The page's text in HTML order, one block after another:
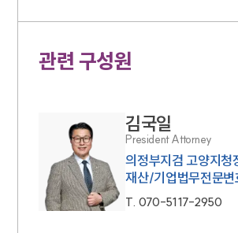
관련 구성원
김국일
President Attorney
의정부지검 고양지청
재산/기업법무전문변
T. 070-5117-2950